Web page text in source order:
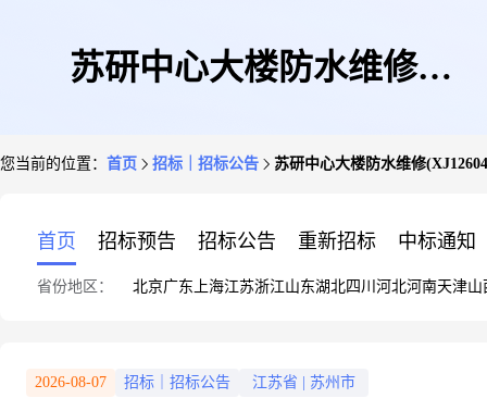
苏研中心大楼防水维修
您当前的位置： 首页 招标｜招标公告 苏研中心大楼防水维修
首页 招标预告 招标公告 重新招标 中标通知
省份地区： 北京广东 上海江苏浙江山东湖北四川 河北河南天津山
2026-08-07 招标｜招标公告 江苏省 苏州市